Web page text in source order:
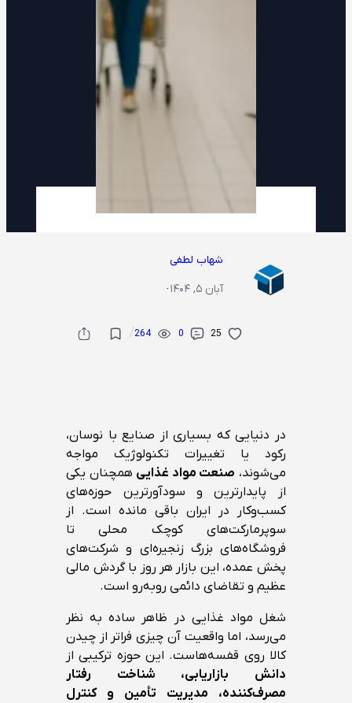
شهاب لطفی
آبان ۵, ۱۴۰۴
·
25
0
264
/
در دنیایی که بسیاری از صنایع با نوسان،
رکود یا تغییرات تکنولوژیک مواجه
می‌شوند، صنعت مواد غذایی همچنان یکی
از پایدارترین و سودآورترین حوزه‌های
کسب‌وکار در ایران باقی مانده است. از
سوپرمارکت‌های کوچک محلی تا
فروشگاه‌های بزرگ زنجیره‌ای و شرکت‌های
پخش عمده، این بازار هر روز با گردش مالی
عظیم و تقاضای دائمی روبه‌رو است.
شغل مواد غذایی در ظاهر ساده به نظر
می‌رسد، اما واقعیت آن چیزی فراتر از چیدن
کالا روی قفسه‌هاست. این حوزه ترکیبی از
دانش بازاریابی، شناخت رفتار
مصرف‌کننده، مدیریت تأمین و کنترل